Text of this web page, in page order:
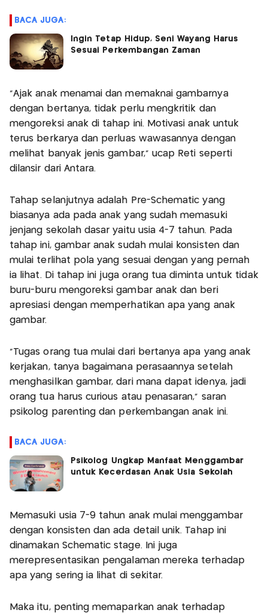
BACA JUGA:
Ingin Tetap Hidup, Seni Wayang Harus
Sesuai Perkembangan Zaman
"Ajak anak menamai dan memaknai gambarnya
dengan bertanya, tidak perlu mengkritik dan
mengoreksi anak di tahap ini. Motivasi anak untuk
terus berkarya dan perluas wawasannya dengan
melihat banyak jenis gambar," ucap Reti seperti
dilansir dari Antara.
Tahap selanjutnya adalah Pre-Schematic yang
biasanya ada pada anak yang sudah memasuki
jenjang sekolah dasar yaitu usia 4-7 tahun. Pada
tahap ini, gambar anak sudah mulai konsisten dan
mulai terlihat pola yang sesuai dengan yang pernah
ia lihat. Di tahap ini juga orang tua diminta untuk tidak
buru-buru mengoreksi gambar anak dan beri
apresiasi dengan memperhatikan apa yang anak
gambar.
"Tugas orang tua mulai dari bertanya apa yang anak
kerjakan, tanya bagaimana perasaannya setelah
menghasilkan gambar, dari mana dapat idenya, jadi
orang tua harus curious atau penasaran," saran
psikolog parenting dan perkembangan anak ini.
BACA JUGA:
Psikolog Ungkap Manfaat Menggambar
untuk Kecerdasan Anak Usia Sekolah
Memasuki usia 7-9 tahun anak mulai menggambar
dengan konsisten dan ada detail unik. Tahap ini
dinamakan Schematic stage. Ini juga
merepresentasikan pengalaman mereka terhadap
apa yang sering ia lihat di sekitar.
Maka itu, penting memaparkan anak terhadap